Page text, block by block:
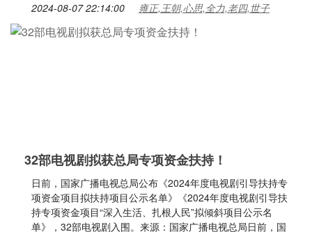
2024-08-07 22:14:00 雍正,王朝,心思,全力,老四,世子
32部电视剧拟获总局专项资金扶持！
日前，国家广播电视总局公布《2024年度电视剧引导扶持专
项资金项目拟扶持项目公示名单》《2024年度电视剧引导扶
持专项资金项目“深入生活、扎根人民”拟倾斜项目公示名
单》，32部电视剧入围。来源：国家广播电视总局日前，国